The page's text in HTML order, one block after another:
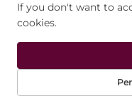
[email protected]
Ceart chun chóipcheart ©
CO.,LTD. Cuireadh ar fáil
LEATHANACH
If you don't want to
cookies.